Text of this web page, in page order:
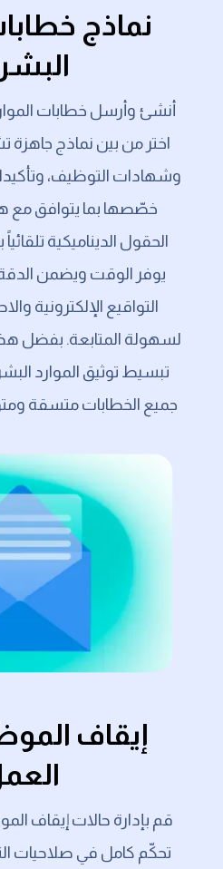
نماذج
أنشئ وأرسل خطابات
اختر من بين نماذج
وشهادات التوظيف،
خصّصها بما يتوافق مع
الحقول الديناميكية
يوفر الوقت ويضمن
التواقيع الإلكترونية
لسهولة المتابعة. بفضل
تبسيط توثيق الموارد
جميع الخطابات متسقة
إيقاف
قم بإدارة حالات إيقاف
تحكّم كامل في صلاحيات